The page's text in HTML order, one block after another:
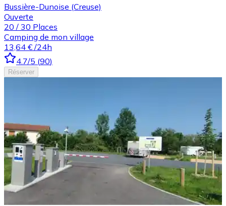
Bussière-Dunoise (Creuse)
Ouverte
20 / 30 Places
Camping de mon village
13,64 € /24h
4.7/5 (90)
Réserver